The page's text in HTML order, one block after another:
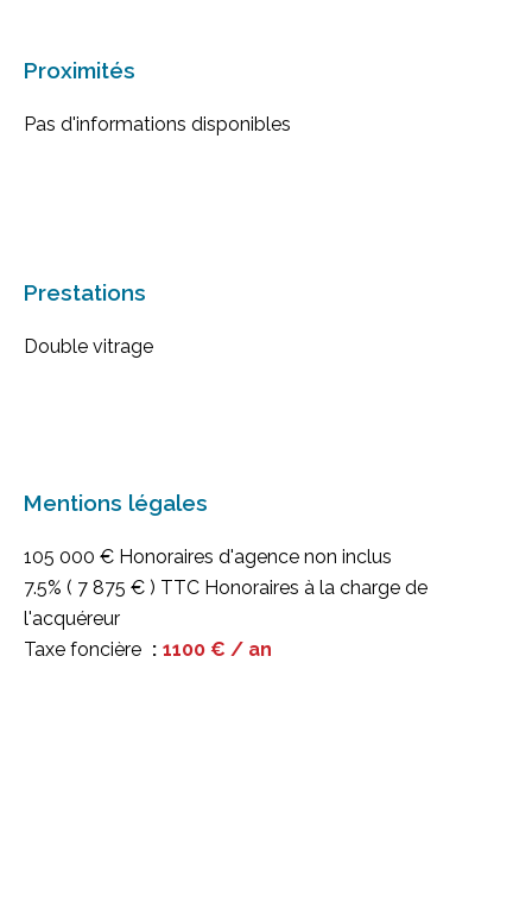
Proximités
Pas d'informations disponibles
Prestations
Double vitrage
Mentions légales
105 000 € Honoraires d'agence non inclus
7.5% ( 7 875 € ) TTC Honoraires à la charge de
l'acquéreur
Taxe foncière
1100 € / an